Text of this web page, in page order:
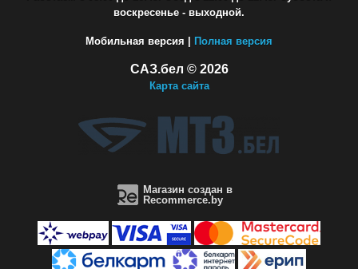
воскресенье - выходной.
Мобильная версия | Полная версия
САЗ.бел © 2026
Карта сайта
Магазин создан в
Recommerce.by